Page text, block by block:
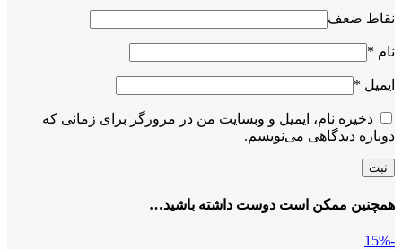
نقاط ضعف
نام *
ایمیل *
ذخیره نام، ایمیل و وبسایت من در مرورگر برای زمانی که
دوباره دیدگاهی می‌نویسم.
همچنین ممکن است دوست داشته باشید…
-15%